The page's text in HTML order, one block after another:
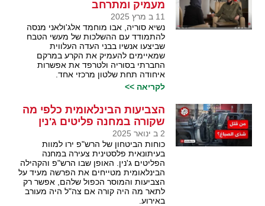
מעמיק ומתרחב
11 ב מרץ 2025
נשיא סוריה, אבו מוחמד אלג'ולאני מנסה
להתמודד עם ההשלכות של מעשי הטבח
שביצעו אנשיו בבני העדה העלווית
שמאיימים להעמיק את הקרע במרקם
החברתי בסוריה ולטרפד את אפשרות
איחודה תחת שלטון מרכזי אחד.
לקריאה >>
הצביעות הבינלאומית כלפי מה
שקורה במחנה פליטים ג'נין
2 ב ינואר 2025
כוחות הביטחון של הרש"פ ירו למוות
בעיתונאית פלסטינית צעירה במחנה
הפליטים ג'נין. האופן שבו הרש"פ והקהילה
הבינלאומית מטייחים את הפרשה מעיד על
הצביעות והמוסר הכפול שלהם, אפשר רק
לתאר מה היה קורה אם צה"ל היה מעורב
באירוע.